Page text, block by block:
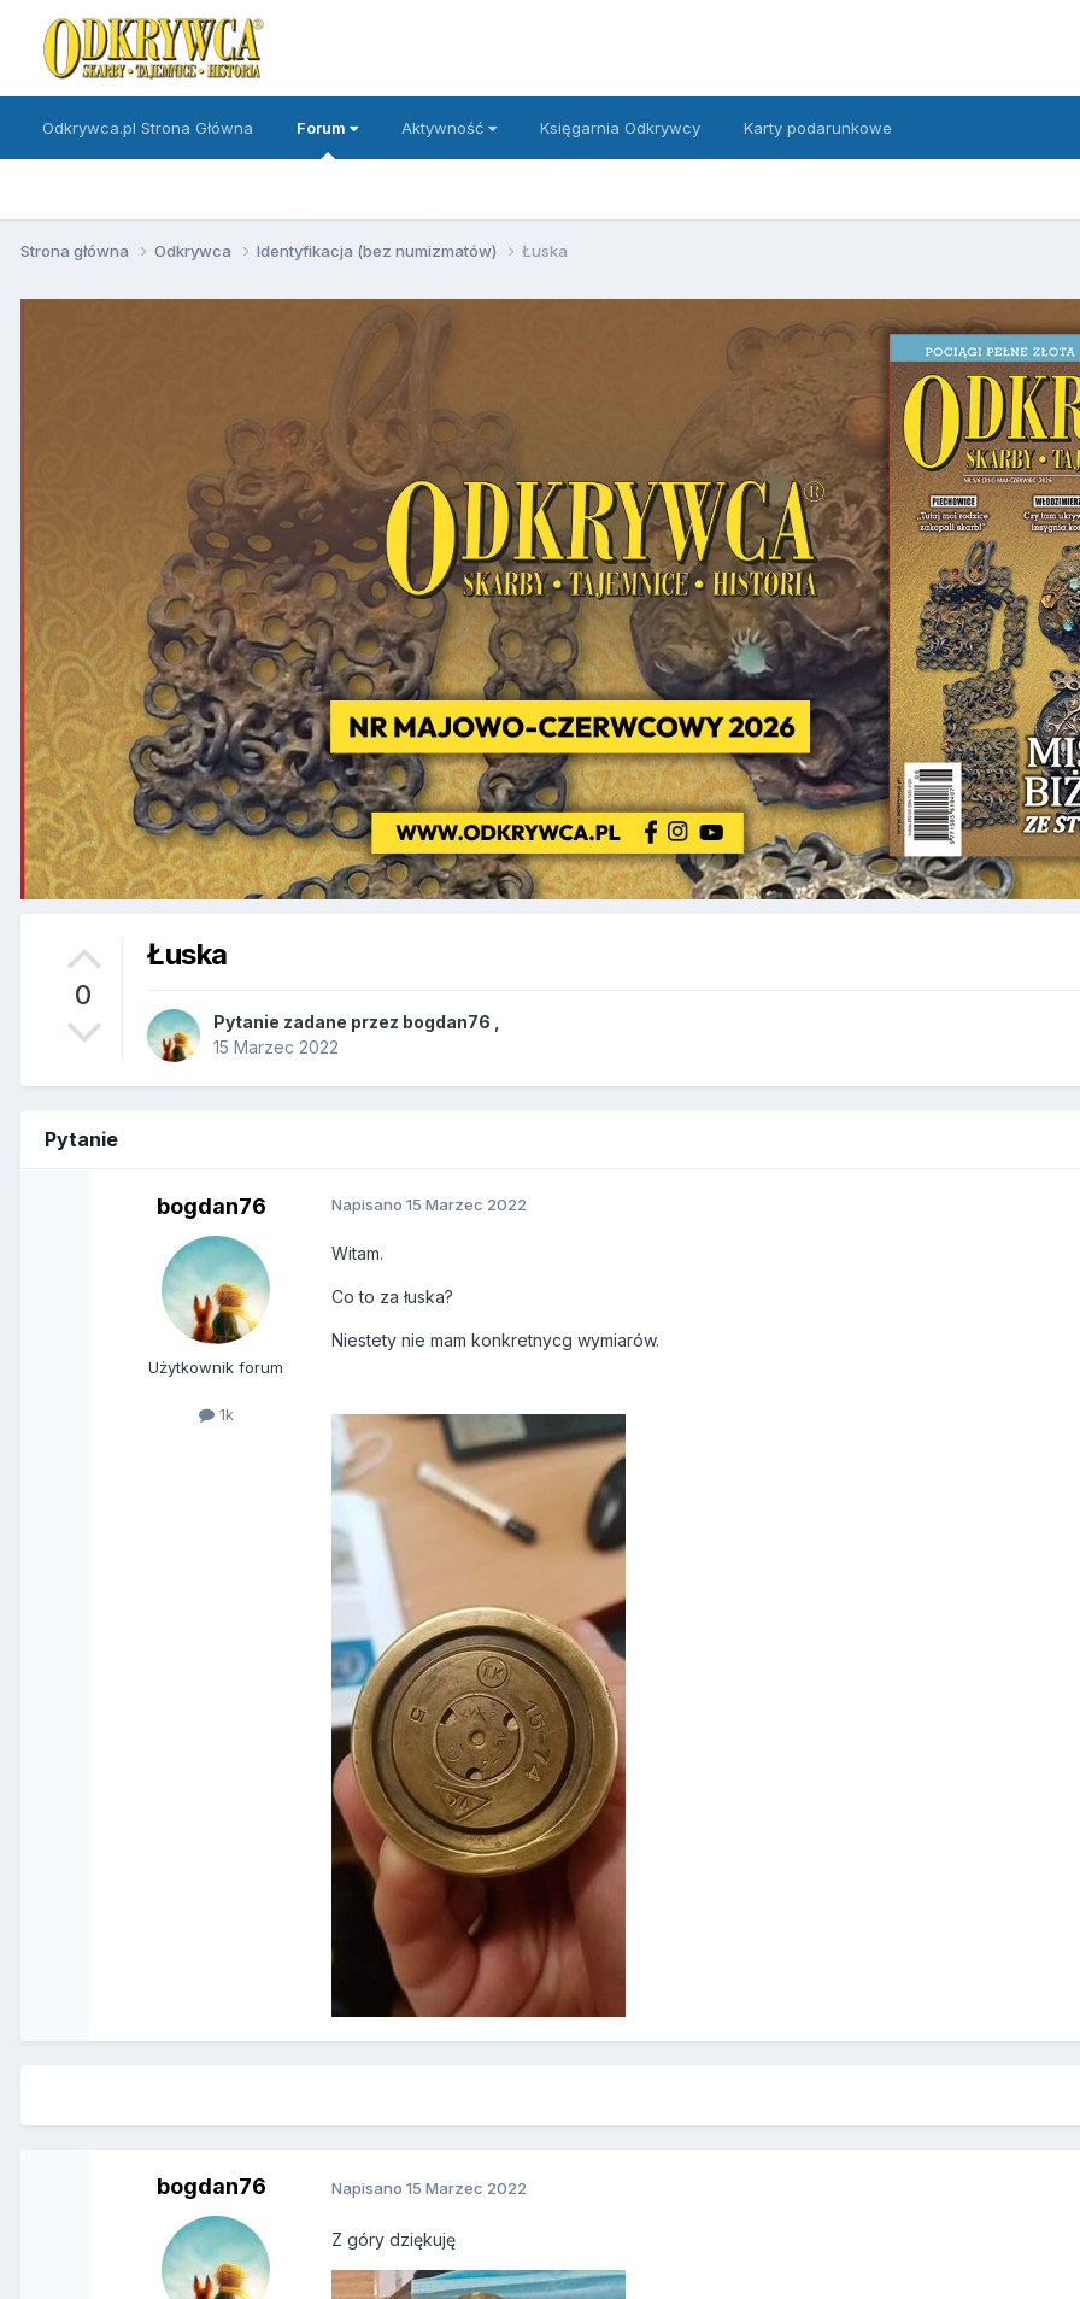
Odkrywca.pl Strona Główna Forum Aktywność Księgarnia Odkrywcy Karty podarunkowe
Strona główna Odkrywca Identyfikacja (bez numizmatów) Łuska
0
Łuska
Pytanie zadane przez bogdan76
15 Marzec 2022
Pytanie
bogdan76
Użytkownik forum
1k
Napisano15 Marzec 2022
Witam.
Co to za łuska?
Niestety nie mam konkretnycg wymiarów.
bogdan76 Napisano15 Marzec 2022
Z góry dziękuję